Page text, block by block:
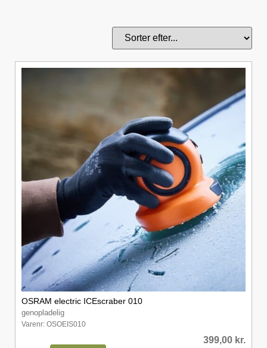
OSRAM electric ICEscraber 010
genopladelig
Varenr: OSOEIS010
399,00 kr.